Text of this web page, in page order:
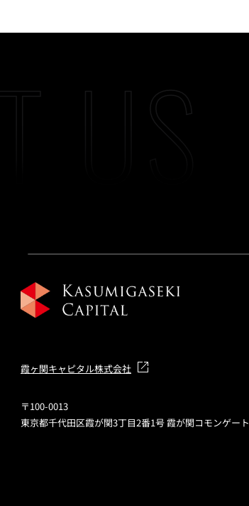
US
霞ヶ関キャピタル株式会社
〒100-0013
東京都千代田区霞が関3丁目2番1号 霞が関コモンゲー